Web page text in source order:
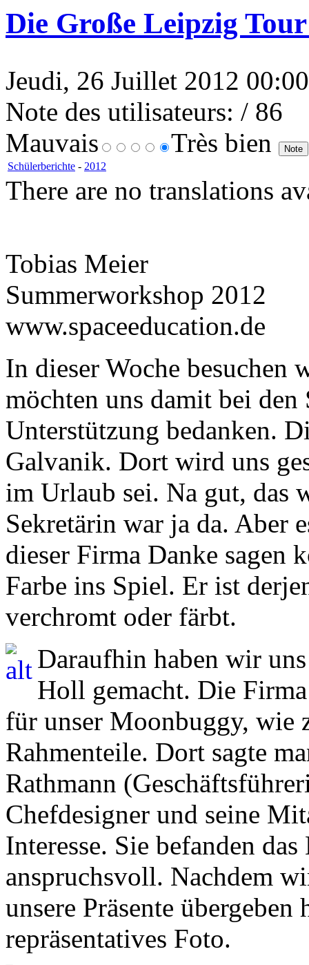
Die Große Leipzig
Jeudi, 26 Juillet 2012
Note des utilisateurs: / 86
Mauvais
Très bien
Schülerberichte - 2012
There are no translations
Tobias Meier
Summerworkshop 2012
www.spaceeducation.de
In dieser Woche
möchten uns damit bei
Unterstützung bedanken.
Galvanik. Dort wird uns
im Urlaub sei. Na gut, das
Sekretärin war ja da. Aber
dieser Firma Danke sagen
Farbe ins Spiel. Er ist
verchromt oder färbt.
Daraufhin haben wir
Holl gemacht. Die
für unser Moonbuggy, wie
Rahmenteile. Dort sagte
Rathmann
Chefdesigner und seine
Interesse. Sie befanden
anspruchsvoll. Nachdem
unsere Präsente
repräsentatives Foto.